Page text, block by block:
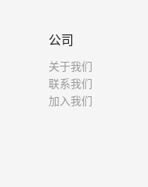
公司
关于我们
联系我们
加入我们